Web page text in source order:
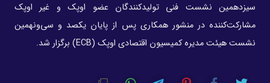
سیزدهمین نشست فنی تولیدکنندگان عضو اوپک و غیر اوپک
مشارکت‌کننده در منشور همکاری پس از پایان یکصد و سی‌ونهمین
نشست هیئت مدیره کمیسیون اقتصادی اوپک (ECB) برگزار شد.